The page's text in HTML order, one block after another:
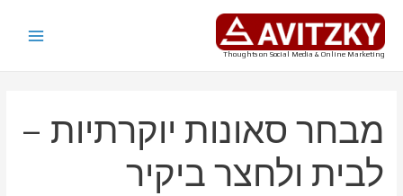
דילוג
לתוכן
Thoughts on Social Media & Online Marketing
מבחר סאונות יוקרתיות –
לבית ולחצר ביקיר